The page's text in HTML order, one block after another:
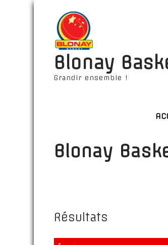
Blonay
Grandir ensemble !
Blonay
Résultats